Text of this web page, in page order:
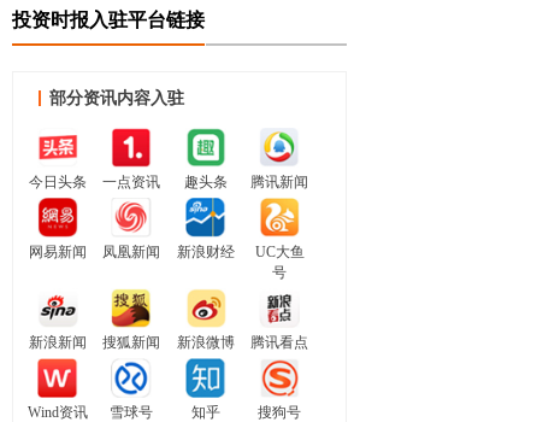
投资时报入驻平台链接
部分资讯内容入驻
今日头条 一点资讯 趣头条 腾讯新闻
网易新闻 凤凰新闻 新浪财经
UC大鱼
号
新浪新闻 搜狐新闻 新浪微博 腾讯看点
Wind资讯 雪球号 知乎 搜狗号